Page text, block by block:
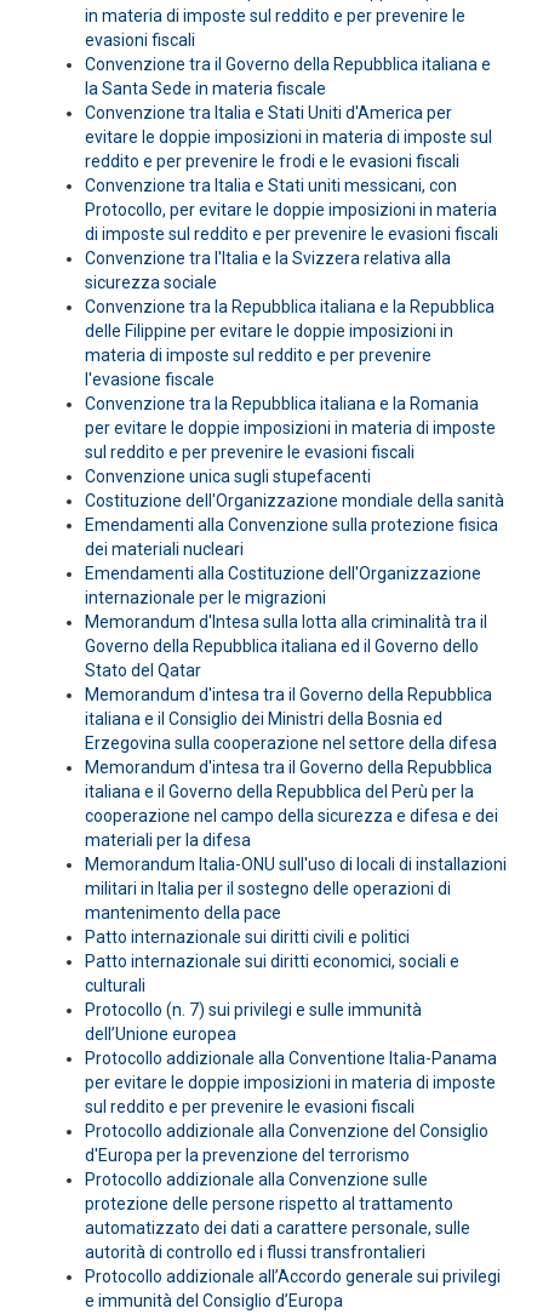
in materia di imposte sul reddito e per prevenire le
evasioni fiscali
Convenzione tra il Governo della Repubblica italiana e
la Santa Sede in materia fiscale
Convenzione tra Italia e Stati Uniti d'America per
evitare le doppie imposizioni in materia di imposte sul
reddito e per prevenire le frodi e le evasioni fiscali
Convenzione tra Italia e Stati uniti messicani, con
Protocollo, per evitare le doppie imposizioni in materia
di imposte sul reddito e per prevenire le evasioni fiscali
Convenzione tra l'Italia e la Svizzera relativa alla
sicurezza sociale
Convenzione tra la Repubblica italiana e la Repubblica
delle Filippine per evitare le doppie imposizioni in
materia di imposte sul reddito e per prevenire
l'evasione fiscale
Convenzione tra la Repubblica italiana e la Romania
per evitare le doppie imposizioni in materia di imposte
sul reddito e per prevenire le evasioni fiscali
Convenzione unica sugli stupefacenti
Costituzione dell'Organizzazione mondiale della sanità
Emendamenti alla Convenzione sulla protezione fisica
dei materiali nucleari
Emendamenti alla Costituzione dell'Organizzazione
internazionale per le migrazioni
Memorandum d'Intesa sulla lotta alla criminalità tra il
Governo della Repubblica italiana ed il Governo dello
Stato del Qatar
Memorandum d'intesa tra il Governo della Repubblica
italiana e il Consiglio dei Ministri della Bosnia ed
Erzegovina sulla cooperazione nel settore della difesa
Memorandum d'intesa tra il Governo della Repubblica
italiana e il Governo della Repubblica del Perù per la
cooperazione nel campo della sicurezza e difesa e dei
materiali per la difesa
Memorandum Italia-ONU sull'uso di locali di installazioni
militari in Italia per il sostegno delle operazioni di
mantenimento della pace
Patto internazionale sui diritti civili e politici
Patto internazionale sui diritti economici, sociali e
culturali
Protocollo (n. 7) sui privilegi e sulle immunità
dell’Unione europea
Protocollo addizionale alla Conventione Italia-Panama
per evitare le doppie imposizioni in materia di imposte
sul reddito e per prevenire le evasioni fiscali
Protocollo addizionale alla Convenzione del Consiglio
d'Europa per la prevenzione del terrorismo
Protocollo addizionale alla Convenzione sulle
protezione delle persone rispetto al trattamento
automatizzato dei dati a carattere personale, sulle
autorità di controllo ed i flussi transfrontalieri
Protocollo addizionale all’Accordo generale sui privilegi
e immunità del Consiglio d’Europa